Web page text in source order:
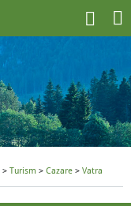
> Turism > Cazare > Vatra